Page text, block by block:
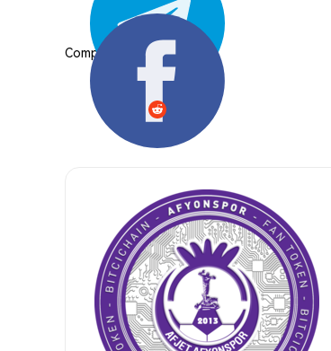
Compartilhar: